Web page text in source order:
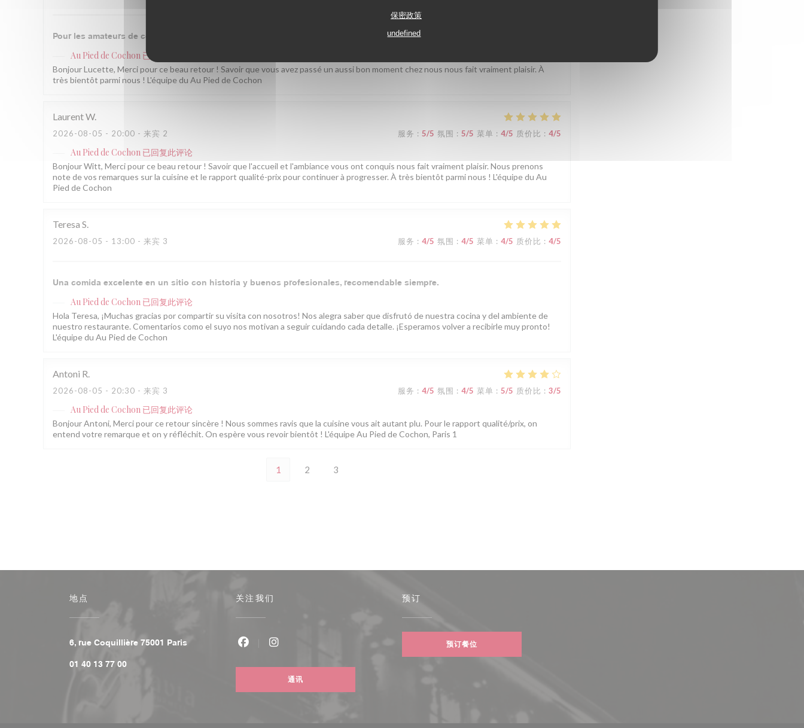
保密政策
undefined
Pour les amateurs de cochonnaille une excellente adresse, service agréable et efficace
Au Pied de Cochon 已回复此评论
Bonjour Lucette, Merci pour ce beau retour ! Savoir que vous avez passé un aussi bon moment chez nous nous fait vraiment plaisir. À
très bientôt parmi nous ! L'équipe du Au Pied de Cochon
LaurentW
2026-08-05 - 20:00 - 来宾 2 服务 : 5/5 氛围 : 5/5 菜单 : 4/5 质价比 : 4/5
Au Pied de Cochon 已回复此评论
Bonjour Witt, Merci pour ce beau retour ! Savoir que l'accueil et l'ambiance vous ont conquis nous fait vraiment plaisir. Nous prenons
note de vos remarques sur la cuisine et le rapport qualité-prix pour continuer à progresser. À très bientôt parmi nous ! L'équipe du Au
Pied de Cochon
Teresa S
2026-08-05 - 13:00 - 来宾 3 服务 : 4/5 氛围 : 4/5 菜单 : 4/5 质价比 : 4/5
Una comida excelente en un sitio con historia y buenos profesionales, recomendable siempre.
Au Pied de Cochon 已回复此评论
Hola Teresa, ¡Muchas gracias por compartir su visita con nosotros! Nos alegra saber que disfrutó de nuestra cocina y del ambiente de
nuestro restaurante. Comentarios como el suyo nos motivan a seguir cuidando cada detalle. ¡Esperamos volver a recibirle muy pronto!
L'équipe du Au Pied de Cochon
Antoni R
2026-08-05 - 20:30 - 来宾 3 服务 : 4/5 氛围 : 4/5 菜单 : 5/5 质价比 : 3/5
Au Pied de Cochon 已回复此评论
Bonjour Antoni, Merci pour ce retour sincère ! Nous sommes ravis que la cuisine vous ait autant plu. Pour le rapport qualité/prix, on
entend votre remarque et on y réfléchit. On espère vous revoir bientôt ! L'équipe Au Pied de Cochon, Paris 1
1 2 3
地点
6, rue Coquillière 75001 Paris((在新窗口中打开))
01 40 13 77 00
关注我们
通讯
预订
预订餐位